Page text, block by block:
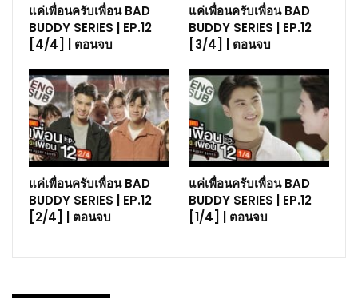
แค่เพื่อนครับเพื่อน BAD
BUDDY SERIES | EP.12
[4/4] | ตอนจบ
แค่เพื่อนครับเพื่อน BAD
BUDDY SERIES | EP.12
[3/4] | ตอนจบ
แค่เพื่อนครับเพื่อน BAD
BUDDY SERIES | EP.12
[2/4] | ตอนจบ
แค่เพื่อนครับเพื่อน BAD
BUDDY SERIES | EP.12
[1/4] | ตอนจบ